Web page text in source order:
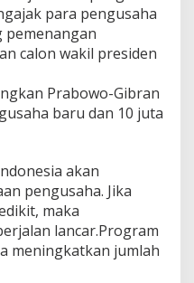
para pengusaha
calon wakil presiden
Prabowo-Gibran
baru dan 10 juta
akan
pengusaha. Jika
maka
lancar.Program
meningkatkan jumlah